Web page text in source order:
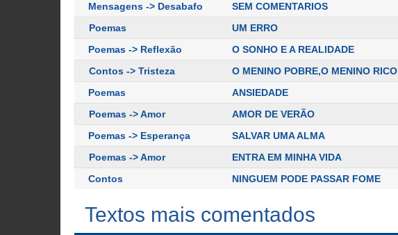
Mensagens -> Desabafo
SEM COMENTARIOS
Poemas
UM ERRO
Poemas -> Reflexão
O SONHO E A REALIDADE
Contos -> Tristeza
O MENINO POBRE,O MENINO RICO
Poemas
ANSIEDADE
Poemas -> Amor
AMOR DE VERÃO
Poemas -> Esperança
SALVAR UMA ALMA
Poemas -> Amor
ENTRA EM MINHA VIDA
Contos
NINGUEM PODE PASSAR FOME
Textos mais comentados